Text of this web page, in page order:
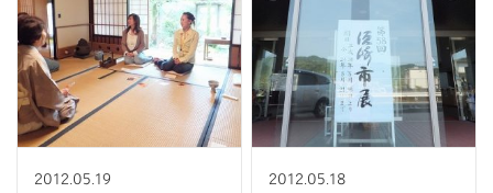
2012.05.19
2012.05.18